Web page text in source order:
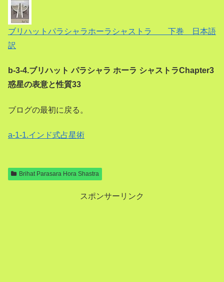
ブリハットパラシャラホーラシャストラ 下巻 日本語
訳
b-3-4.ブリハット パラシャラ ホーラ シャストラChapter3
惑星の表意と性質33
ブログの最初に戻る。
a-1-1.インド式占星術
Brihat Parasara Hora Shastra
スポンサーリンク